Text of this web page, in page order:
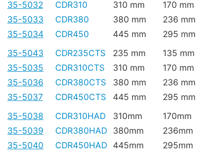
35-5032
CDR310 310 mm
170 mm
35-5033
CDR380 380 mm
236 mm
35-5034
CDR450 445 mm
295 mm
35-5043
CDR235CTS 235 mm
135 mm
35-5035
CDR310CTS 310 mm
170 mm
35-5036
CDR380CTS 380 mm
236 mm
35-5037
CDR450CTS 445 mm
295 mm
35-5038
CDR310HAD 310mm
170mm
35-5039
CDR380HAD 380mm
236mm
35-5040
CDR450HAD 445mm 295mm